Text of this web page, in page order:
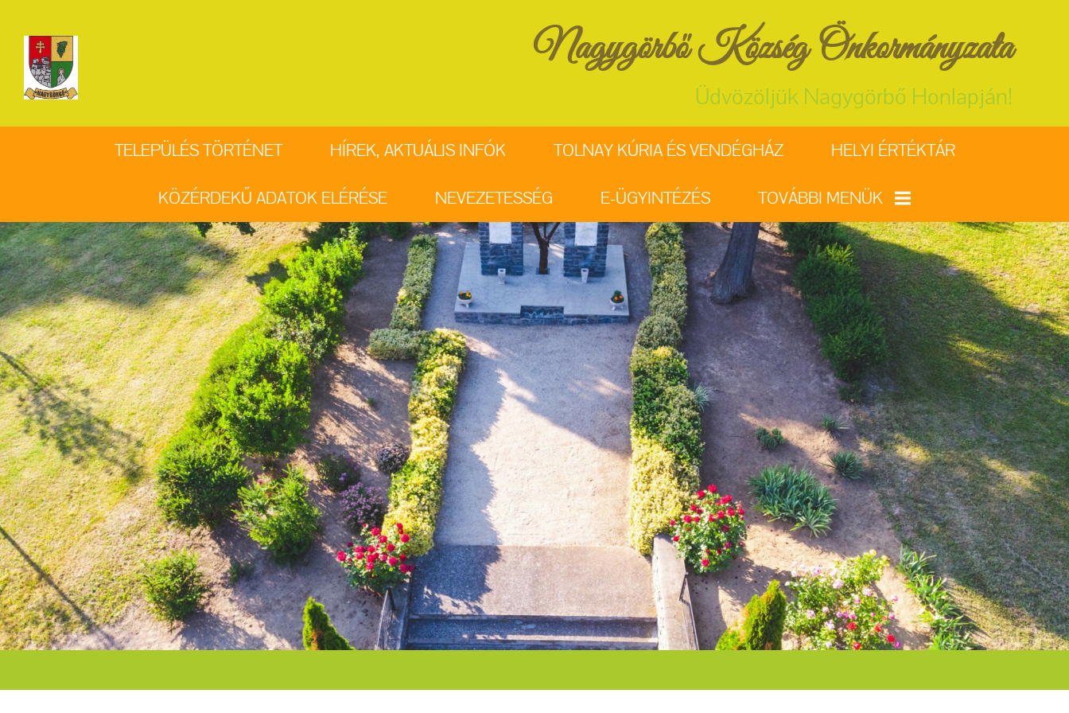
Nagygörbő Község Önkormányzata
Üdvözöljük Nagygörbő Honlapján!
TELEPÜLÉS TÖRTÉNET HÍREK, AKTUÁLIS INFÓK TOLNAY KÚRIA ÉS VENDÉGHÁZ HELYI ÉRTÉKTÁR
KÖZÉRDEKŰ ADATOK ELÉRÉSE NEVEZETESSÉG E-ÜGYINTÉZÉS TOVÁBBI MENÜK
VÁLASZTÁSI
INFORMÁCIÓK
EGYHÁZ
ORVOSI RENDELŐ
GALÉRIA
PÁLYÁZATOK
NAGYGÖRBŐÉRT
EGYESÜLET
ELÉRHETŐSÉGEK
NAGYGÖRBŐ
VIDEÓK